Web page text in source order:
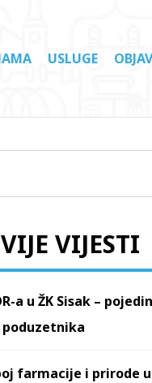
USLUGE
VIJESTI
a u ŽK Sisak –
farmacije i prirode